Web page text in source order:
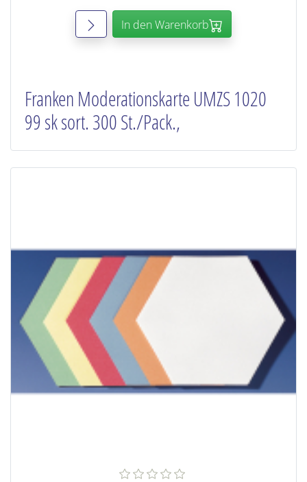
In den Warenkorb
Franken Moderationskarte UMZS 1020
99 sk sort. 300 St./Pack.,